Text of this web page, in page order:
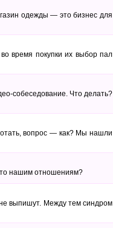
одежды — это бизнес для
время покупки их выбор пал
собеседование. Что делать?
вопрос — как? Мы нашли
нашим отношениям?
выпишут. Между тем синдром